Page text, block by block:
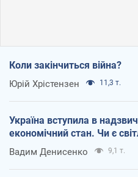
Коли закінчиться війна?
Юрій Хрістензен 11,3 т.
Україна вступила в
економічний стан. Чи є
Вадим Денисенко 9,1 т.